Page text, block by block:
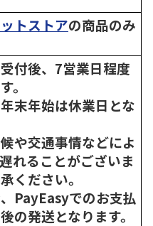
トストアの商品のみ
付後、7営業日程度
。
末年始は休業日とな
や交通事情などによ
れることがございま
ください。
PayEasyでのお支払
の発送となります。